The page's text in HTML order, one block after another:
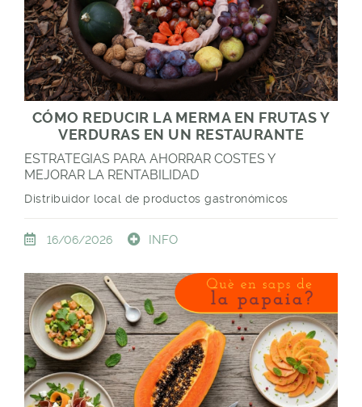
CÓMO REDUCIR LA MERMA EN FRUTAS Y
VERDURAS EN UN RESTAURANTE
ESTRATEGIAS PARA AHORRAR COSTES Y
MEJORAR LA RENTABILIDAD
Distribuidor local de productos gastronómicos
16/06/2026 INFO